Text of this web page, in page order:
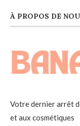
À PROPOS DE
Votre dernier arrêt
et aux cosmétiques